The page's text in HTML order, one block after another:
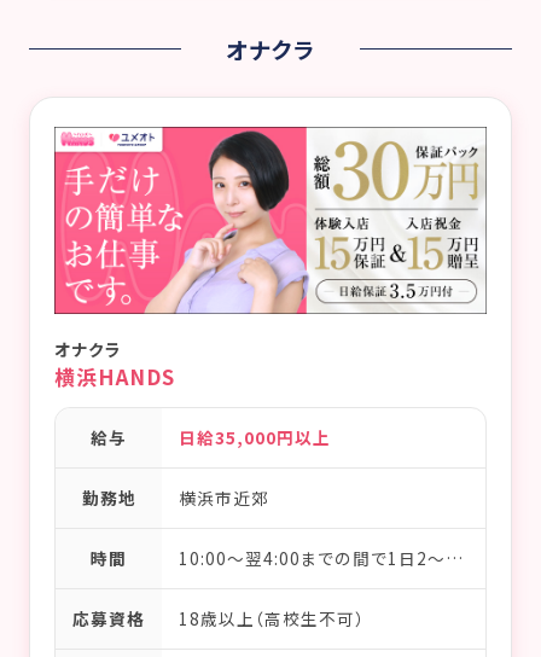
オナクラ
オナクラ
横浜HANDS
給与 日給35,000円以上
勤務地 横浜市近郊
時間 10:00～翌4:00までの間で1日2～3時間からOK／完全フリーシフト制
応募資格 18歳以上（高校生不可）